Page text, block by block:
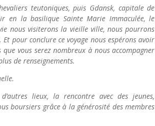
teutoniques, puis Gdansk, capitale de
en la basilique Sainte Marie Immaculée, le
nous visiterons la vieille ville, nous pourrons
pour conclure ce voyage nous espérons avoir
vous serez nombreux à nous accompagner
de renseignements.
lieux, la rencontre avec des jeunes,
boursiers grâce à la générosité des membres